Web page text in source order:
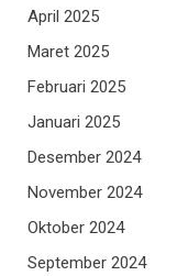
April 2025
Maret 2025
Februari 2025
Januari 2025
Desember 2024
November 2024
Oktober 2024
September 2024